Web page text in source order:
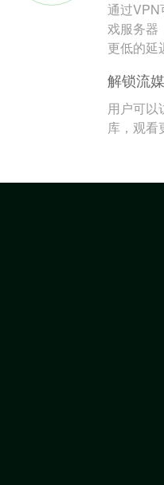
通过VPN
戏服务器
更低的延
解锁流
用户可以
库，观看